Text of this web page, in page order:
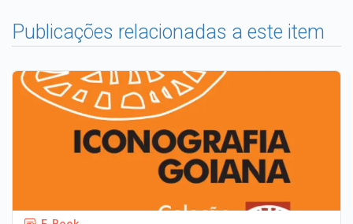
Publicações relacionadas a este item